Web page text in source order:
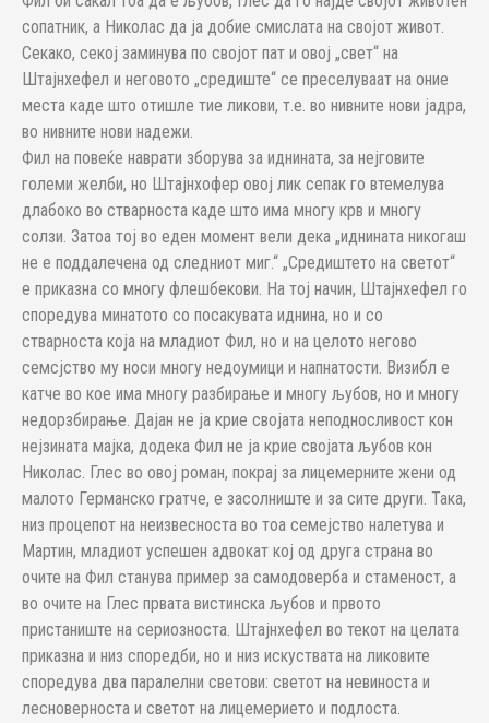
сопатник, а Николас да ја добие смислата на својот живот.
Секако, секој заминува по својот пат и овој „свет“ на
Штајнхефел и неговото „средиште“ се преселуваат на оние
места каде што отишле тие ликови, т.е. во нивните нови јадра,
во нивните нови надежи.
Фил на повеќе наврати зборува за иднината, за нејговите
големи желби, но Штајнхофер овој лик сепак го втемелува
длабоко во стварноста каде што има многу крв и многу
солзи. Затоа тој во еден момент вели дека „иднината никогаш
не е поддалечена од следниот миг.“ „Средиштето на светот“
е приказна со многу флешбекови. На тој начин, Штајнхефел го
споредува минатото со посакувата иднина, но и со
стварноста која на младиот Фил, но и на целото негово
семсјство му носи многу недоумици и напнатости. Визибл е
катче во кое има многу разбирање и многу љубов, но и многу
недорзбирање. Дајан не ја крие својата неподносливост кон
нејзината мајка, додека Фил не ја крие својата љубов кон
Николас. Глес во овој роман, покрај за лицемерните жени од
малото Германско гратче, е засолниште и за сите други. Така,
низ процепот на неизвесноста во тоа семејство налетува и
Мартин, младиот успешен адвокат кој од друга страна во
очите на Фил станува пример за самодоверба и стаменост, а
во очите на Глес првата вистинска љубов и првото
пристаниште на сериозноста. Штајнхефел во текот на целата
приказна и низ споредби, но и низ искуствата на ликовите
споредува два паралелни светови: светот на невиноста и
лесноверноста и светот на лицемерието и подлоста.